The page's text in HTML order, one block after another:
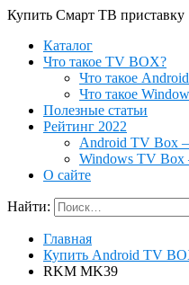
Купить Смарт ТВ приставку
Каталог
Что такое TV BOX?
Что такое
Что такое
Полезные статьи
Рейтинг 2022
Android TV Box
Windows TV Box
О сайте
Найти:
Главная
Купить Android TV
RKM MK39